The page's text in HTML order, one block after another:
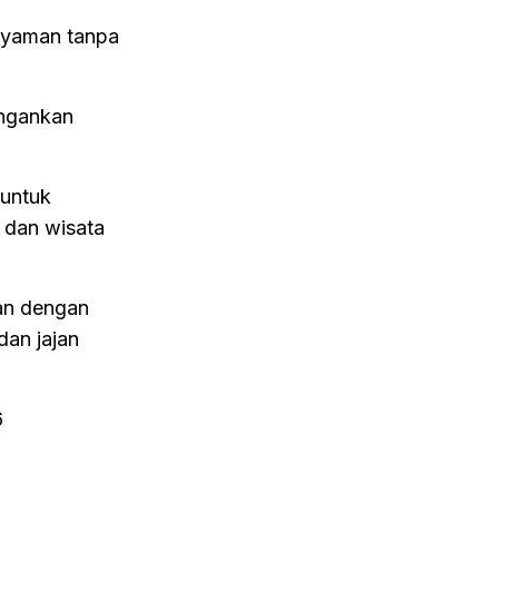
tanpa
wisata
dengan
jajan